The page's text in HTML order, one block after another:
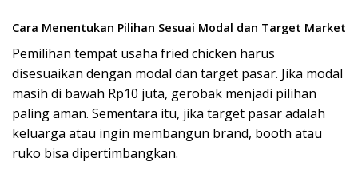
Cara Menentukan Pilihan Sesuai Modal dan Target Market
Pemilihan tempat usaha fried chicken harus
disesuaikan dengan modal dan target pasar. Jika modal
masih di bawah Rp10 juta, gerobak menjadi pilihan
paling aman. Sementara itu, jika target pasar adalah
keluarga atau ingin membangun brand, booth atau
ruko bisa dipertimbangkan.